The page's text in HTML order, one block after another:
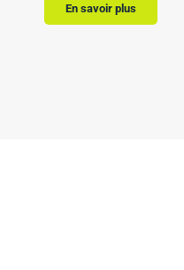
En savoir plus